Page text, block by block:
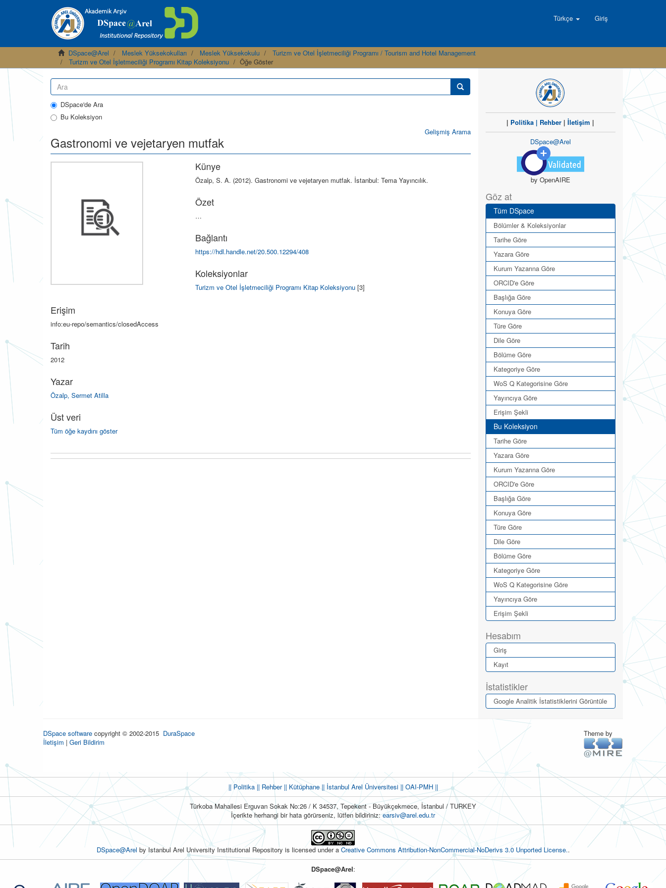
Türkçe Giriş
DSpace@Arel Meslek Yüksekokulları Meslek Yüksekokulu
Turizm ve Otel İşletmeciliği Programı / Tourism and Hotel Management
Turizm ve Otel İşletmeciliği Programı Kitap Koleksiyonu
Öğe Göster
DSpace'de Ara
Bu Koleksiyon
Gelişmiş Arama
Gastronomi ve vejetaryen mutfak
Erişim
info:eu-repo/semantics/closedAccess
Tarih
2012
Yazar
Özalp, Sermet Atilla
Üst veri
Tüm öğe kaydını göster
Künye
Özalp, S. A. (2012). Gastronomi ve vejetaryen mutfak. İstanbul: Tema Yayıncılık.
Özet
…
Bağlantı
https://hdl.handle.net/20.500.12294/408
Koleksiyonlar
Turizm ve Otel İşletmeciliği Programı Kitap Koleksiyonu [3]
| Politika | Rehber |İletişim |
DSpace@Arel
by OpenAIRE
Göz at
Tüm DSpace
Bölümler & Koleksiyonlar
Tarihe Göre
Yazara Göre
Kurum Yazarına Göre
ORCID'e Göre
Başlığa Göre
Konuya Göre
Türe Göre
Dile Göre
Bölüme Göre
Kategoriye Göre
WoS Q Kategorisine Göre
Yayıncıya Göre
Erişim Şekli
Bu Koleksiyon
Tarihe Göre
Yazara Göre
Kurum Yazarına Göre
ORCID'e Göre
Başlığa Göre
Konuya Göre
Türe Göre
Dile Göre
Bölüme Göre
Kategoriye Göre
WoS Q Kategorisine Göre
Yayıncıya Göre
Erişim Şekli
Hesabım
Giriş
Kayıt
İstatistikler
Google Analitik İstatistiklerini Görüntüle
DSpace software copyright © 2002-2015 DuraSpace
İletişim | Geri Bildirim
Theme by
|| Politika|| Rehber|| Kütüphane|| İstanbul Arel Üniversitesi ||OAI-PMH ||
Türkoba Mahallesi Erguvan Sokak No:26 / K 34537, Tepekent - Büyükçekmece, İstanbul / TURKEY
İçerikte herhangi bir hata görürseniz, lütfen bildiriniz:earsiv@arel.edu.tr
DSpace@Arel by Istanbul Arel University Institutional Repository is licensed under a Creative Commons Attribution-NonCommercial-NoDerivs 3.0 Unported License..
DSpace@Arel: